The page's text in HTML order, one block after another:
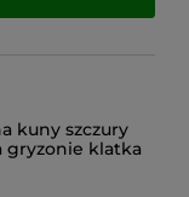
kuny szczury
gryzonie klatka